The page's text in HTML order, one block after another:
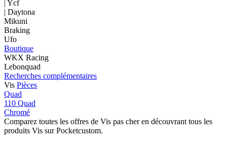
| Ycf
| Daytona
Mikuni
Braking
Ufo
Boutique
WKX Racing
Lebonquad
Recherches complémentaires
Vis Pièces
Quad
110 Quad
Chromé
Comparez toutes les offres de Vis pas cher en découvrant tous les
produits Vis sur Pocketcustom.